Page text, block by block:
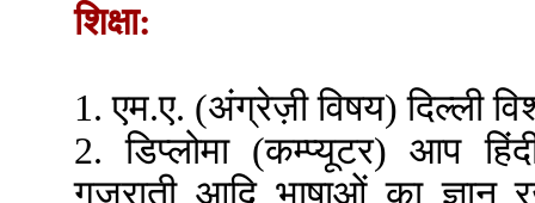
शिक्षा:
1. एम.ए. (अंग्रेज़ी विषय) दिल्ली
2. डिप्लोमा (कम्प्यूटर) आप
गुजराती आदि भाषाओं का